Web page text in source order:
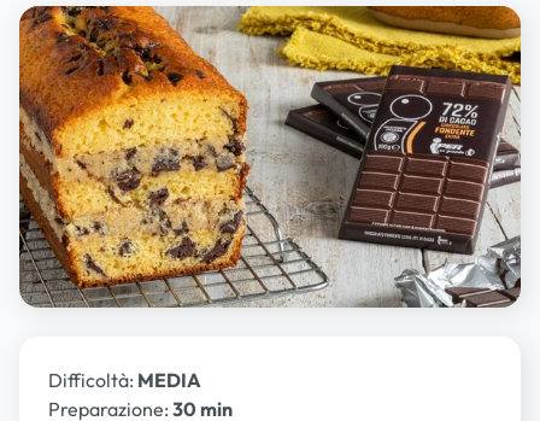
Difficoltà: MEDIA
Preparazione: 30 min